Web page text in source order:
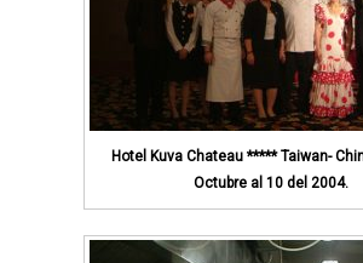
Hotel Kuva Chateau ***** Taiwan-
Octubre al 10 del 2004.